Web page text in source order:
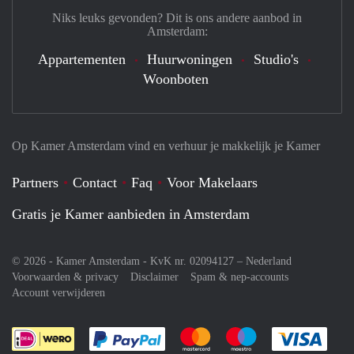
Op Kamer Amsterdam vind en verhuur je makkelijk je Kamer
Partners Contact Faq
Voor Makelaars
Gratis je Kamer aanbieden in Amsterdam
© 2026 - Kamer Amsterdam - KvK nr. 02094127 – Nederland
Voorwaarden & privacy
Disclaimer
Spam & nep-accounts
Account verwijderen
Je rekent gemakkelijk af met Paypal
Je rekent gemakkelijk af met
Je rekent
Niks leuks gevonden? Dit is ons andere aanbod in
Amsterdam:
Appartementen Huurwoningen
Studio's
Woonboten